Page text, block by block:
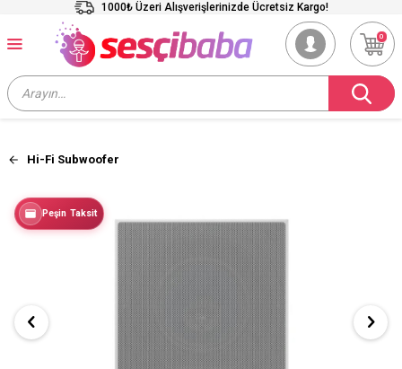
1000₺ Üzeri Alışverişlerinizde Ücretsiz Kargo!
0
Hi-Fi Subwoofer
Peşin Taksit